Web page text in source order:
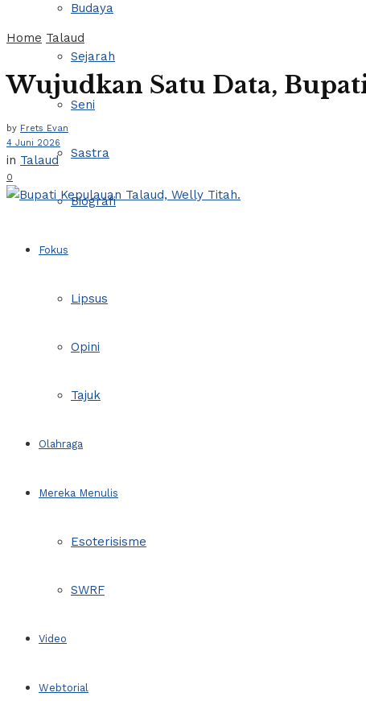
Budaya
Sejarah
Seni
Sastra
Biografi
Fokus
Lipsus
Opini
Tajuk
Olahraga
Mereka Menulis
Esoterisisme
SWRF
Video
Webtorial
Home Talaud
Wujudkan Satu Data,
by Frets Evan
4 Juni 2026
in Talaud
0